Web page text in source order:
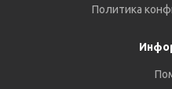
Политика